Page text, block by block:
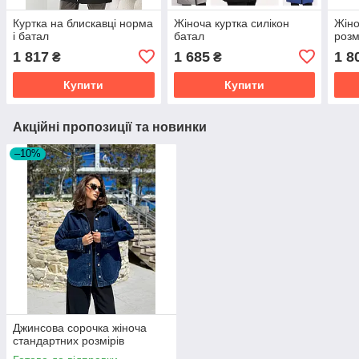
Куртка на блискавці норма
і батал
1 817 ₴
Купити
Жіноча куртка силікон
батал
1 685₴
Купити
1
Акційні пропозиції та новинки
–10%
Джинсова сорочка жіноча
стандартних розмірів